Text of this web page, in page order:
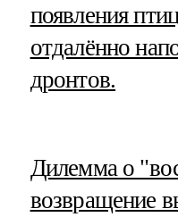
появления
отдалённо
дронтов.
​Дилемма о
возвращение